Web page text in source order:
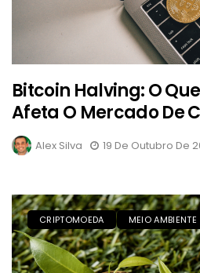
Bitcoin Halving: O
Afeta O Mercado De
Alex Silva 19 De Outubro De
CRIPTOMOEDA MEIO AMBIENTE